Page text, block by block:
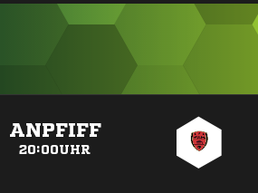
ANPFIFF
20:00UHR